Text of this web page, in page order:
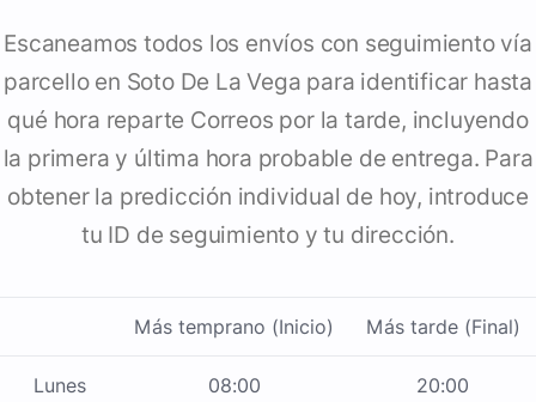
Escaneamos todos los envíos con seguimiento vía
parcello en Soto De La Vega para identificar hasta
qué hora reparte Correos por la tarde, incluyendo
la primera y última hora probable de entrega. Para
obtener la predicción individual de hoy, introduce
tu ID de seguimiento y tu dirección.
Más temprano (Inicio) Más tarde (Final)
Lunes 08:00 20:00